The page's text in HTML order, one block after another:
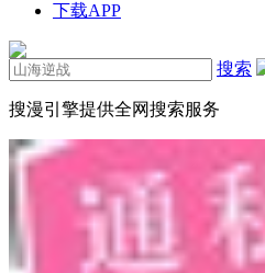
下载APP
搜索
搜漫引擎提供全网搜索服务